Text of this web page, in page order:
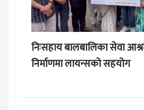
निःसहाय बालबालिका सेवा
निर्माणमा लायन्सको सहयोग